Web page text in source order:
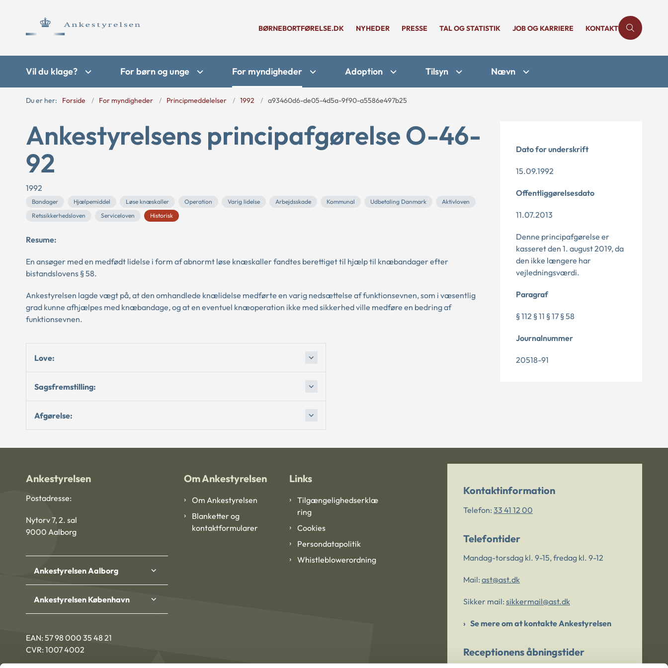
BØRNEBORTFØRELSE.DK NYHEDER PRESSE TAL OG STATISTIK JOB OG KARRIERE KONTAKT
Vil du klage? For børn og unge For myndigheder Adoption Tilsyn Nævn
Du er her: Forside For myndigheder Principmeddelelser 1992 a93460d6-de05-4d5a-9f90-a5586e497b25
Ankestyrelsens principafgørelse O-46-
92
1992
Bandager Hjælpemiddel Løse knæskaller Operation Varig lidelse Arbejdsskade Kommunal Udbetaling Danmark
Aktivloven
Retssikkerhedsloven
Serviceloven Historisk
Resume:
En ansøger med en medfødt lidelse i form af abnormt løse knæskaller fandtes berettiget til hjælp til knæbandager efter
bistandslovens § 58.
Ankestyrelsen lagde vægt på, at den omhandlede knælidelse medførte en varig nedsættelse af funktionsevnen, som i væsentlig
grad kunne afhjælpes med knæbandage, og at en eventuel knæoperation ikke med sikkerhed ville medføre en bedring af
funktionsevnen.
Love:
Sagsfremstilling:
Afgørelse:
Dato for underskrift
15.09.1992
Offentliggørelsesdato
11.07.2013
Denne principafgørelse er
kasseret den 1. august 2019, da
den ikke længere har
vejledningsværdi.
Paragraf
§ 112 § 11 § 17 § 58
Journalnummer
20518-91
Ankestyrelsen
Postadresse:
Nytorv 7, 2. sal
9000 Aalborg
Ankestyrelsen Aalborg
Ankestyrelsen København
EAN: 57 98 000 35 48 21
CVR: 1007 4002
Om Ankestyrelsen
Om Ankestyrelsen
Blanketter og
kontaktformularer
Links
Tilgængelighedserklæ
ring
Cookies
Persondatapolitik
Whistleblowerordning
Kontaktinformation
Telefon: 33 41 12 00
Telefontider
Mandag-torsdag kl. 9-15, fredag kl. 9-12
Mail: ast@ast.dk
Sikker mail: sikkermail@ast.dk
Se mere om at kontakte Ankestyrelsen
Receptionens åbningstider